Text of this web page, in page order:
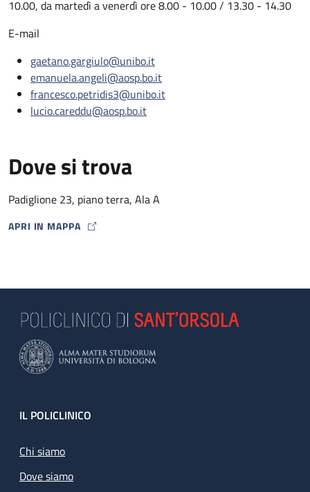
10.00, da martedì a venerdì ore 8.00 - 10.00 / 13.30 - 14.30
E-mail
gaetano.gargiulo@unibo.it
emanuela.angeli@aosp.bo.it
francesco.petridis3@unibo.it
lucio.careddu@aosp.bo.it
Dove si trova
Padiglione 23, piano terra, Ala A
APRI IN MAPPA
MAP ICON
Footer
IL POLICLINICO
Chi siamo
Dove siamo